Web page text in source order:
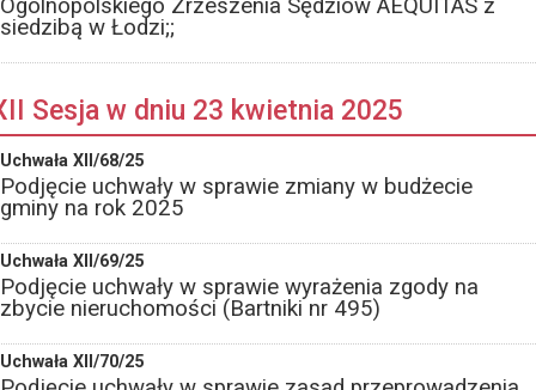
Ogólnopolskiego Zrzeszenia Sędziów AEQUITAS z
siedzibą w Łodzi;;
Sesja w dniu 23 kwietnia 2025
Uchwała XII/68/25
Podjęcie uchwały w sprawie zmiany w budżecie
gminy na rok 2025
Uchwała XII/69/25
Podjęcie uchwały w sprawie wyrażenia zgody na
zbycie nieruchomości (Bartniki nr 495)
Uchwała XII/70/25